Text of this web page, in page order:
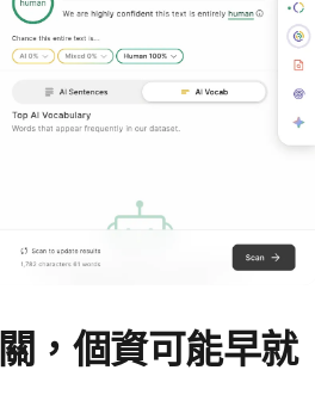
，個資可能早就